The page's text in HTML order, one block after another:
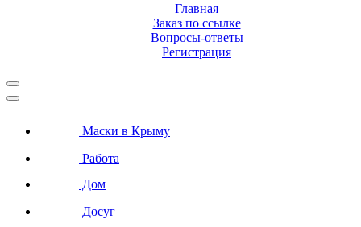
Главная
Заказ по ссылке
Вопросы-ответы
Регистрация
Маски в Крыму
Работа
Дом
Досуг